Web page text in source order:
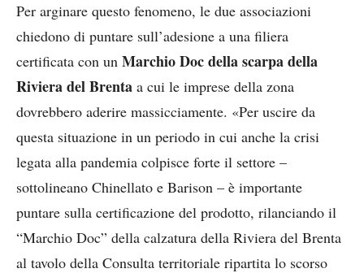
Per arginare questo fenomeno, le due associazioni
chiedono di puntare sull’adesione a una filiera
certificata con un Marchio Doc della scarpa della
Riviera del Brenta a cui le imprese della zona
dovrebbero aderire massicciamente. «Per uscire da
questa situazione in un periodo in cui anche la crisi
legata alla pandemia colpisce forte il settore –
sottolineano Chinellato e Barison – è importante
puntare sulla certificazione del prodotto, rilanciando il
“Marchio Doc” della calzatura della Riviera del Brenta
al tavolo della Consulta territoriale ripartita lo scorso